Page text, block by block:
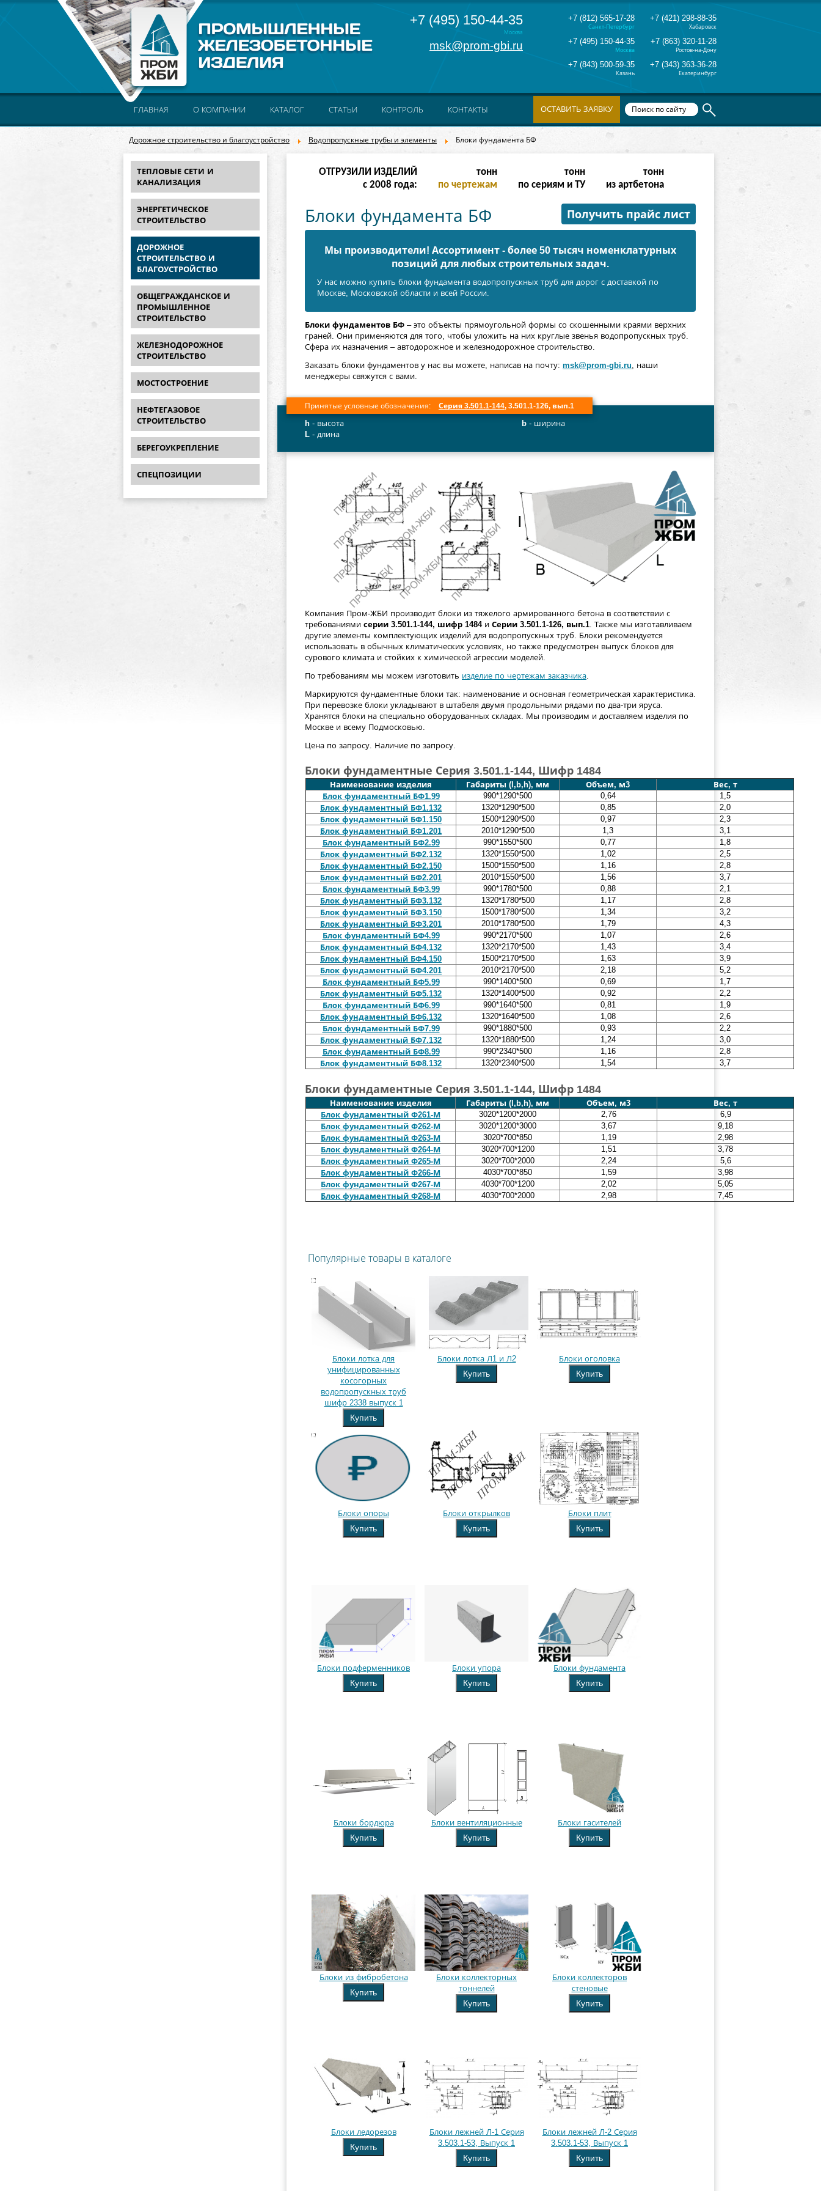
+7 (495) 150-44-35
Москва
msk@prom-gbi.ru
+7 (812) 565-17-28
Санкт-Петербург
+7 (421) 298-88-35
Хабаровск
+7 (495) 150-44-35
Москва
+7 (863) 320-11-28
Ростов-на-Дону
+7 (843) 500-59-35
Казань
+7 (343) 363-36-28
Екатеринбург
Дорожное строительство и благоустройство Водопропускные трубы и элементы Блоки фундамента БФ
ГЛАВНАЯ О КОМПАНИИ КАТАЛОГ СТАТЬИ КОНТРОЛЬ КОНТАКТЫ ОСТАВИТЬ ЗАЯВКУ
ТЕПЛОВЫЕ СЕТИ И
КАНАЛИЗАЦИЯ
ЭНЕРГЕТИЧЕСКОЕ
СТРОИТЕЛЬСТВО
ДОРОЖНОЕ
СТРОИТЕЛЬСТВО И
БЛАГОУСТРОЙСТВО
ОБЩЕГРАЖДАНСКОЕ И
ПРОМЫШЛЕННОЕ
СТРОИТЕЛЬСТВО
ЖЕЛЕЗНОДОРОЖНОЕ
СТРОИТЕЛЬСТВО
МОСТОСТРОЕНИЕ
НЕФТЕГАЗОВОЕ
СТРОИТЕЛЬСТВО
БЕРЕГОУКРЕПЛЕНИЕ
СПЕЦПОЗИЦИИ
ОТГРУЗИЛИ ИЗДЕЛИЙ
с 2008 года:
тонн
по чертежам
тонн
по сериям и ТУ
тонн
из артбетона
Получить прайс лист
Блоки фундамента БФ
Мы производители! Ассортимент - более 50 тысяч номенклатурных
позиций для любых cтроительных задач.
У нас можно купить блоки фундамента водопропускных труб для дорог с доставкой по
Москве, Московской области и всей России.
Блоки фундаментов БФ – это объекты прямоугольной формы со скошенными краями верхних
граней. Они применяются для того, чтобы уложить на них круглые звенья водопропускных труб.
Сфера их назначения – автодорожное и железнодорожное строительство.
Заказать блоки фундаментов у нас вы можете, написав на почту: msk@prom-gbi.ru, наши
менеджеры свяжутся с вами.
Принятые условные обозначения: Серия 3.501.1-144, 3.501.1-126, вып.1
h - высота
L - длина
b- ширина
Компания Пром-ЖБИ производит блоки из тяжелого армированного бетона в соответствии с
требованиями серии 3.501.1-144, шифр 1484и Серии 3.501.1-126, вып.1. Также мы изготавливаем
другие элементы комплектующих изделий для водопропускных труб. Блоки рекомендуется
использовать в обычных климатических условиях, но также предусмотрен выпуск блоков для
сурового климата и стойких к химической агрессии моделей.
По требованиям мы можем изготовить изделие по чертежам заказчика.
Маркируются фундаментные блоки так: наименование и основная геометрическая характеристика.
При перевозке блоки укладывают в штабеля двумя продольными рядами по два-три яруса.
Хранятся блоки на специально оборудованных складах. Мы производим и доставляем изделия по
Москве и всему Подмосковью.
Цена по запросу. Наличие по запросу.
Блоки фундаментные Серия 3.501.1-144, Шифр 1484
Наименование изделия Габариты (l,b,h), мм Объем, м3
Вес, т
Блок фундаментный БФ1.99
990*1290*500 0,64
1,5
Блок фундаментный БФ1.132
1320*1290*500 0,85
2,0
Блок фундаментный БФ1.150
1500*1290*500 0,97
2,3
Блок фундаментный БФ1.201
2010*1290*500 1,3
3,1
Блок фундаментный БФ2.99
990*1550*500 0,77
1,8
Блок фундаментный БФ2.132
1320*1550*500 1,02
2,5
Блок фундаментный БФ2.150
1500*1550*500 1,16
2,8
Блок фундаментный БФ2.201
2010*1550*500 1,56
3,7
Блок фундаментный БФ3.99
990*1780*500 0,88
2,1
Блок фундаментный БФ3.132
1320*1780*500 1,17
2,8
Блок фундаментный БФ3.150
1500*1780*500 1,34
3,2
Блок фундаментный БФ3.201
2010*1780*500 1,79
4,3
Блок фундаментный БФ4.99
990*2170*500 1,07
2,6
Блок фундаментный БФ4.132
1320*2170*500 1,43
3,4
Блок фундаментный БФ4.150
1500*2170*500 1,63
3,9
Блок фундаментный БФ4.201
2010*2170*500 2,18
5,2
Блок фундаментный БФ5.99
990*1400*500 0,69
1,7
Блок фундаментный БФ5.132
1320*1400*500 0,92
2,2
Блок фундаментный БФ6.99
990*1640*500 0,81
1,9
Блок фундаментный БФ6.132
1320*1640*500 1,08
2,6
Блок фундаментный БФ7.99
990*1880*500 0,93
2,2
Блок фундаментный БФ7.132
1320*1880*500 1,24
3,0
Блок фундаментный БФ8.99
990*2340*500 1,16
2,8
Блок фундаментный БФ8.132
1320*2340*500 1,54 3,7
Блоки фундаментные Серия 3.501.1-144, Шифр 1484
Наименование изделия Габариты (l,b,h), мм Объем, м3
Вес, т
Блок фундаментный Ф261-М
3020*1200*2000 2,76
6,9
Блок фундаментный Ф262-М
3020*1200*3000 3,67
9,18
Блок фундаментный Ф263-М
3020*700*850 1,19
2,98
Блок фундаментный Ф264-М
3020*700*1200 1,51
3,78
Блок фундаментный Ф265-М
3020*700*2000 2,24
5,6
Блок фундаментный Ф266-М
4030*700*850 1,59
3,98
Блок фундаментный Ф267-М
4030*700*1200 2,02
5,05
Блок фундаментный Ф268-М
4030*700*2000 2,98 7,45
Популярные товары в каталоге
Блоки лотка для
унифицированных
косогорных
водопропускных труб
шифр 2338 выпуск 1
Купить
Блоки лотка Л1 и Л2
Купить
Блоки оголовка
Купить
Блоки опоры
Купить
Блоки открылков
Купить
Блоки плит
Купить
Блоки подферменников
Купить
Блоки упора
Купить
Блоки фундамента
Купить
Блоки бордюра
Купить
Блоки вентиляционные
Купить
Блоки гасителей
Купить
Блоки из фибробетона
Купить
Блоки коллекторных
тоннелей
Купить
Блоки коллекторов
стеновые
Купить
Блоки ледорезов
Купить
Блоки лежней Л-1 Серия
3.503.1-53, Выпуск 1
Купить
Блоки лежней Л-2 Серия
3.503.1-53, Выпуск 1
Купить